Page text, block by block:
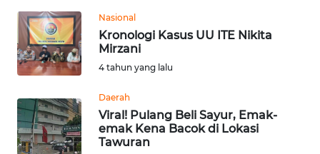
Nasional
Kronologi Kasus UU ITE Nikita
Mirzani
4 tahun yang lalu
Daerah
Viral! Pulang Beli Sayur, Emak-
emak Kena Bacok di Lokasi
Tawuran
WN
SUMEDANG
CIANJUR
WN